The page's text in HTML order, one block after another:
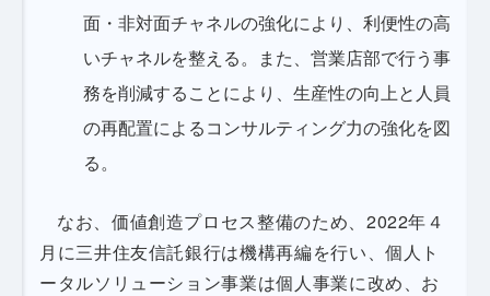
面・非対面チャネルの強化により、利便性の高
いチャネルを整える。また、営業店部で行う事
務を削減することにより、生産性の向上と人員
の再配置によるコンサルティング力の強化を図
る。
なお、価値創造プロセス整備のため、2022年４
月に三井住友信託銀行は機構再編を行い、個人ト
ータルソリューション事業は個人事業に改め、お